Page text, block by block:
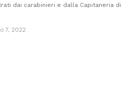
dai carabinieri e dalla Capitaneria di
7, 2022